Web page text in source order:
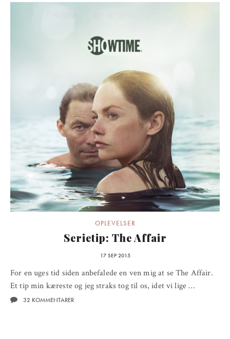
OPLEVELSER
Serietip: The Affair
17 SEP 2015
For en uges tid siden anbefalede en ven mig at se The Affair.
Et tip min kæreste og jeg straks tog til os, idet vi lige …
32 KOMMENTARER